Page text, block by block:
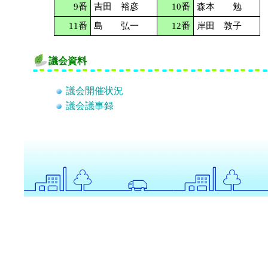
9番
吉田 裕彦 10番
森本 勉
11番
島 弘一 12番 岸田 敦子
議会資料
議会開催状況
議会議事録